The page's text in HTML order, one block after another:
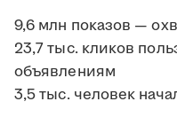
9,6 млн показов —
23,7 тыс. кликов
объявлениям
3,5 тыс. человек